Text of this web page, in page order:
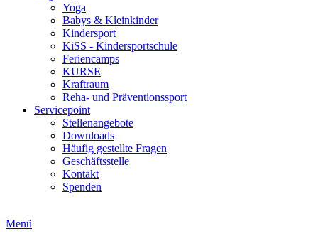
Yoga
Babys & Kleinkinder
Kindersport
KiSS - Kindersportschule
Feriencamps
KURSE
Kraftraum
Reha- und Präventionssport
Servicepoint
Stellenangebote
Downloads
Häufig gestellte Fragen
Geschäftsstelle
Kontakt
Spenden
Menü